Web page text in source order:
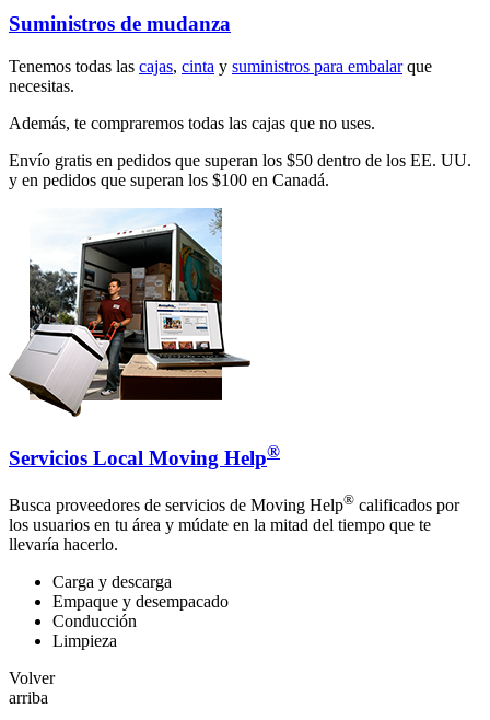
Suministros de mudanza
Tenemos todas las cajas, cinta y suministros para embalarque
necesitas.
Además, te compraremos todas las cajas que no uses.
Envío gratis en pedidos que superan los $50 dentro de los EE. UU.
y en pedidos que superan los $100 en Canadá.
Servicios Local Moving Help®
Busca proveedores de servicios de Moving Help® calificados por
los usuarios en tu área y múdate en la mitad del tiempo que te
llevaría hacerlo.
Carga y descarga
Empaque y desempacado
Conducción
Limpieza
Volver
arriba